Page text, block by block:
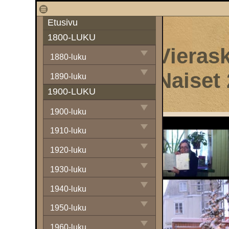
1
Etusivu
1800-LUKU
1880-luku
1890-luku
1900-LUKU
1900-luku
1910-luku
1920-luku
1930-luku
1940-luku
1950-luku
Naiset